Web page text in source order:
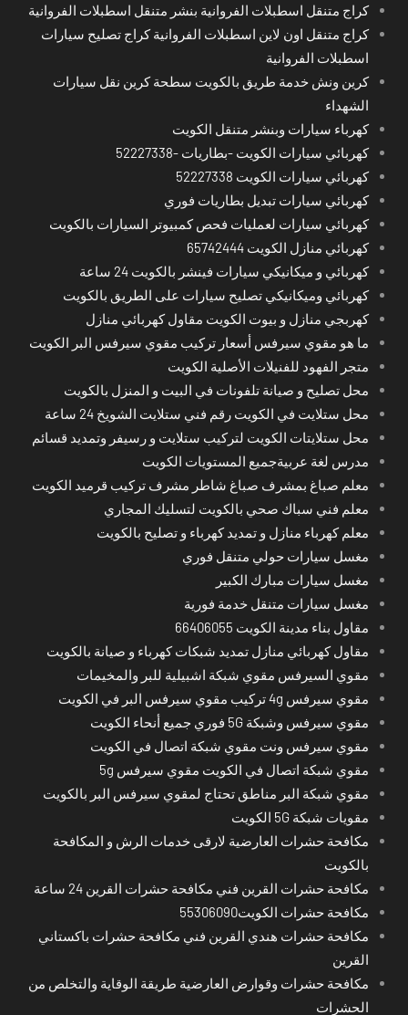
كراج متنقل اسطبلات الفروانية بنشر متنقل اسطبلات الفروانية
كراج متنقل اون لاين اسطبلات الفروانية كراج تصليح سيارات
اسطبلات الفروانية
كرين ونش خدمة طريق بالكويت سطحة كرين نقل سيارات
الشهداء
كهرباء سيارات وبنشر متنقل الكويت
كهربائي سيارات الكويت -بطاريات -52227338
كهربائي سيارات الكويت 52227338
كهربائي سيارات تبديل بطاريات فوري
كهربائي سيارات لعمليات فحص كمبيوتر السيارات بالكويت
كهربائي منازل الكويت 65742444
كهربائي و ميكانيكي سيارات فينشر بالكويت 24 ساعة
كهربائي وميكانيكي تصليح سيارات على الطريق بالكويت
كهربجي منازل و بيوت الكويت مقاول كهربائي منازل
ما هو مقوي سيرفس أسعار تركيب مقوي سيرفس البر الكويت
متجر الفهود للفنيلات الأصلية الكويت
محل تصليح و صيانة تلفونات في البيت و المنزل بالكويت
محل ستلايت في الكويت رقم فني ستلايت الشويخ 24 ساعة
محل ستلايتات الكويت لتركيب ستلايت و رسيفر وتمديد قسائم
مدرس لغة عربيةجميع المستويات الكويت
معلم صباغ بمشرف صباغ شاطر مشرف تركيب قرميد الكويت
معلم فني سباك صحي بالكويت لتسليك المجاري
معلم كهرباء منازل و تمديد كهرباء و تصليح بالكويت
مغسل سيارات حولي متنقل فوري
مغسل سيارات مبارك الكبير
مغسل سيارات متنقل خدمة فورية
مقاول بناء مدينة الكويت 66406055
مقاول كهربائي منازل تمديد شبكات كهرباء و صيانة بالكويت
مقوي السيرفس مقوي شبكة اشبيلية للبر والمخيمات
مقوي سيرفس 4g تركيب مقوي سيرفس البر في الكويت
مقوي سيرفس وشبكة 5G فوري جميع أنحاء الكويت
مقوي سيرفس ونت مقوي شبكة اتصال في الكويت
مقوي شبكة اتصال في الكويت مقوي سيرفس 5g
مقوي شبكة البر مناطق تحتاج لمقوي سيرفس البر بالكويت
مقويات شبكة 5G الكويت
مكافحة حشرات العارضية لارقى خدمات الرش و المكافحة
بالكويت
مكافحة حشرات القرين فني مكافحة حشرات القرين 24 ساعة
مكافحة حشرات الكويت55306090
مكافحة حشرات هندي القرين فني مكافحة حشرات باكستاني
القرين
مكافحة حشرات وقوارض العارضية طريقة الوقاية والتخلص من
الحشرات